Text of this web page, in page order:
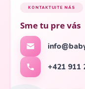
KONTAKTUJTE NÁS
Sme tu pre vás
+421 911